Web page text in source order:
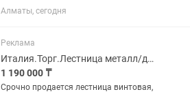
уплотнителями. В наличии по 30 штук
каждого объема. Производство
маленькие 960 тг. Торг.
Алматы, сегодня
Реклама
Италия.Торг.Лестница металл/дерево. Срочно.
1 190 000 ₸
Срочно продается лестница винтовая,